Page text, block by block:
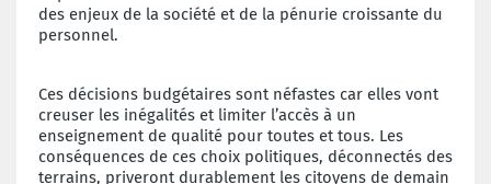
des enjeux de la société et de la pénurie croissante du
personnel.
Ces décisions budgétaires sont néfastes car elles vont
creuser les inégalités et limiter l’accès à un
enseignement de qualité pour toutes et tous. Les
conséquences de ces choix politiques, déconnectés des
terrains, priveront durablement les citoyens de demain